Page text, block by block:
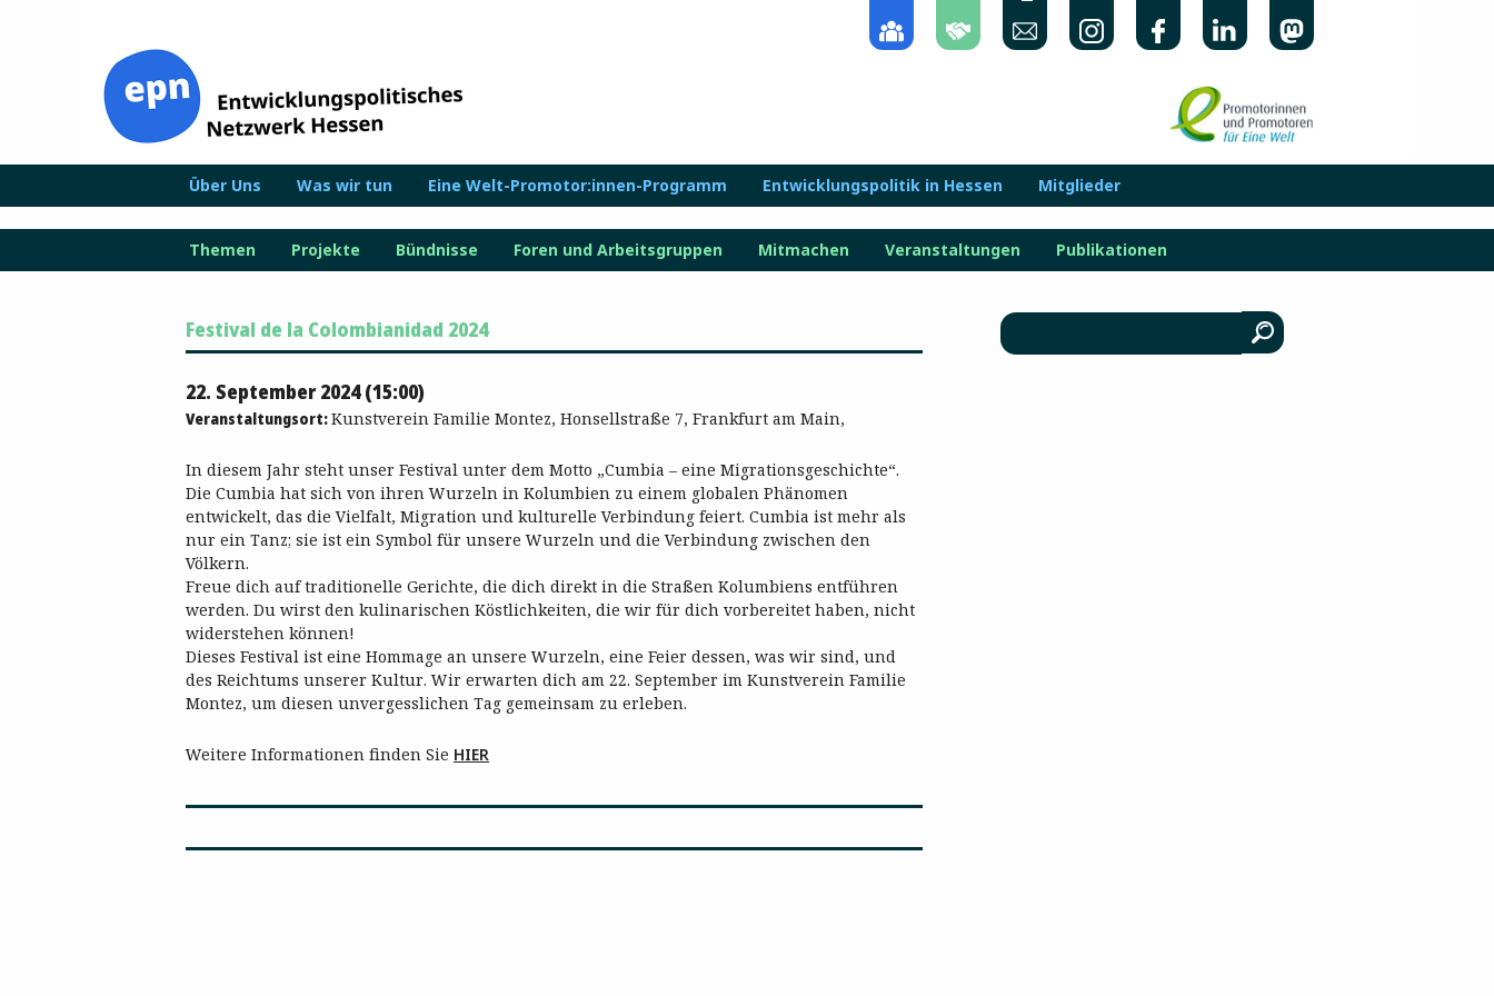
Über Uns Was wir tun Eine Welt-Promotor:innen-Programm Entwicklungspolitik in Hessen Mitglieder
Themen Projekte Bündnisse Foren und Arbeitsgruppen Mitmachen Veranstaltungen Publikationen
Festival de la Colombianidad 2024
22. September 2024 (15:00)
Veranstaltungsort:Kunstverein Familie Montez, Honsellstraße 7, Frankfurt am Main,
In diesem Jahr steht unser Festival unter dem Motto „Cumbia – eine Migrationsgeschichte“.
Die Cumbia hat sich von ihren Wurzeln in Kolumbien zu einem globalen Phänomen
entwickelt, das die Vielfalt, Migration und kulturelle Verbindung feiert. Cumbia ist mehr als
nur ein Tanz; sie ist ein Symbol für unsere Wurzeln und die Verbindung zwischen den
Völkern.
Freue dich auf traditionelle Gerichte, die dich direkt in die Straßen Kolumbiens entführen
werden. Du wirst den kulinarischen Köstlichkeiten, die wir für dich vorbereitet haben, nicht
widerstehen können!
Dieses Festival ist eine Hommage an unsere Wurzeln, eine Feier dessen, was wir sind, und
des Reichtums unserer Kultur. Wir erwarten dich am 22. September im Kunstverein Familie
Montez, um diesen unvergesslichen Tag gemeinsam zu erleben.
Weitere Informationen finden Sie HIER